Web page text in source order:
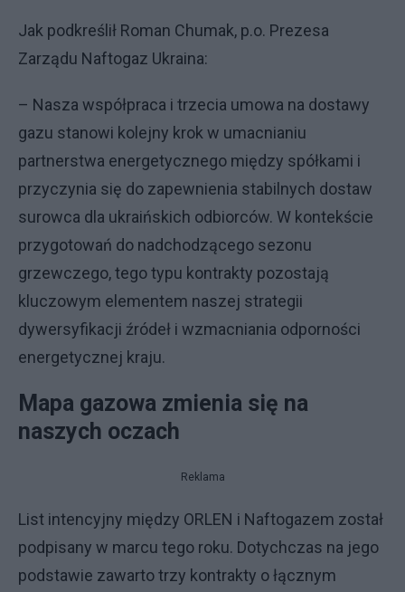
Jak podkreślił Roman Chumak, p.o. Prezesa
Zarządu Naftogaz Ukraina:
– Nasza współpraca i trzecia umowa na dostawy
gazu stanowi kolejny krok w umacnianiu
partnerstwa energetycznego między spółkami i
przyczynia się do zapewnienia stabilnych dostaw
surowca dla ukraińskich odbiorców. W kontekście
przygotowań do nadchodzącego sezonu
grzewczego, tego typu kontrakty pozostają
kluczowym elementem naszej strategii
dywersyfikacji źródeł i wzmacniania odporności
energetycznej kraju.
Mapa gazowa zmienia się na
naszych oczach
Reklama
List intencyjny między ORLEN i Naftogazem został
podpisany w marcu tego roku. Dotychczas na jego
podstawie zawarto trzy kontrakty o łącznym